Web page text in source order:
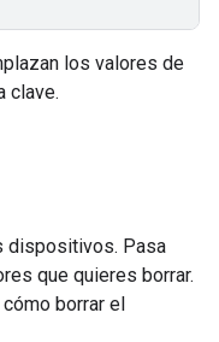
los valores de
clave.
dispositivos. Pasa
que quieres borrar.
borrar el